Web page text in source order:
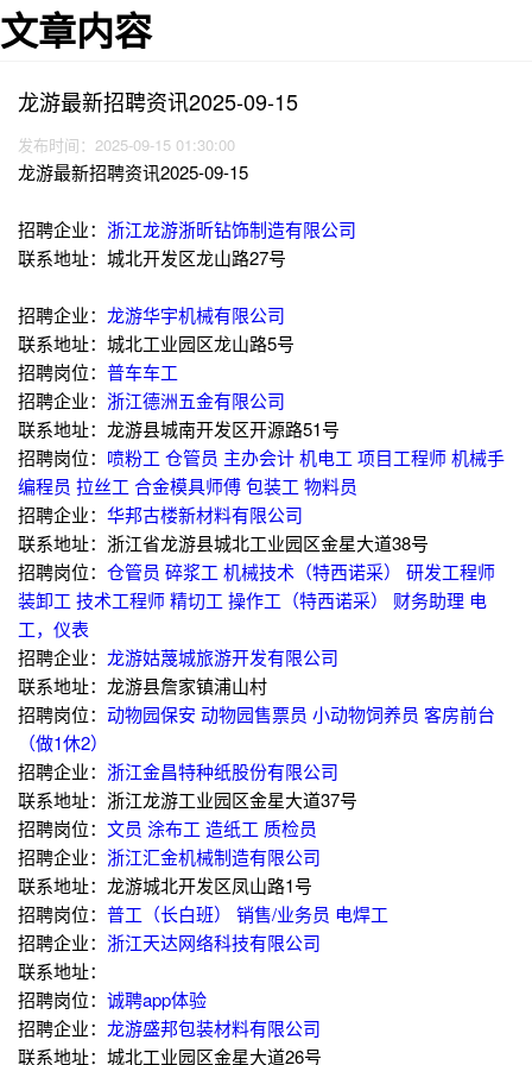
文章内容
龙游最新招聘资讯2025-09-15
发布时间：2025-09-15 01:30:00
龙游最新招聘资讯2025-09-15
招聘企业： 浙江龙游浙昕钻饰制造有限公司
联系地址：城北开发区龙山路27号
招聘企业： 龙游华宇机械有限公司
联系地址：城北工业园区龙山路5号
招聘岗位： 普车车工
招聘企业： 浙江德洲五金有限公司
联系地址：龙游县城南开发区开源路51号
招聘岗位： 喷粉工 仓管员 主办会计机电工 项目工程师机械手
编程员 拉丝工 合金模具师傅包装工 物料员
招聘企业： 华邦古楼新材料有限公司
联系地址：浙江省龙游县城北工业园区金星大道38号
招聘岗位： 仓管员 碎浆工 机械技术（特西诺采）
研发工程师
装卸工 技术工程师精切工 操作工（特西诺采） 财务助理 电
工，仪表
招聘企业： 龙游姑蔑城旅游开发有限公司
联系地址：龙游县詹家镇浦山村
招聘岗位： 动物园保安 动物园售票员 小动物饲养员 客房前台
（做1休2）
招聘企业： 浙江金昌特种纸股份有限公司
联系地址：浙江龙游工业园区金星大道37号
招聘岗位： 文员 涂布工 造纸工 质检员
招聘企业： 浙江汇金机械制造有限公司
联系地址：龙游城北开发区凤山路1号
招聘岗位： 普工（长白班） 销售/业务员 电焊工
招聘企业： 浙江天达网络科技有限公司
联系地址：
招聘岗位： 诚聘app体验
招聘企业： 龙游盛邦包装材料有限公司
联系地址：城北工业园区金星大道26号